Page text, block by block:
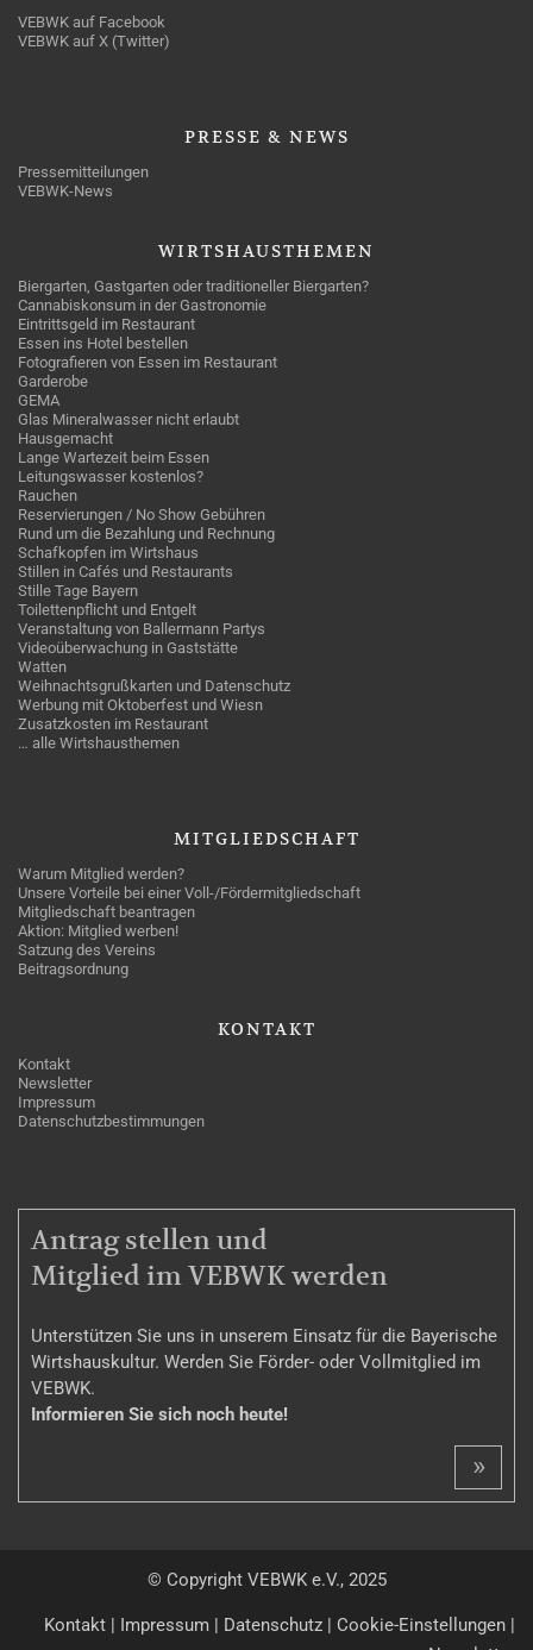
VEBWK auf Facebook
VEBWK auf X (Twitter)
PRESSE & NEWS
Pressemitteilungen
VEBWK-News
WIRTSHAUSTHEMEN
Biergarten, Gastgarten oder traditioneller Biergarten?
Cannabiskonsum in der Gastronomie
Eintrittsgeld im Restaurant
Essen ins Hotel bestellen
Fotografieren von Essen im Restaurant
Garderobe
GEMA
Glas Mineralwasser nicht erlaubt
Hausgemacht
Lange Wartezeit beim Essen
Leitungswasser kostenlos?
Rauchen
Reservierungen / No Show Gebühren
Rund um die Bezahlung und Rechnung
Schafkopfen im Wirtshaus
Stillen in Cafés und Restaurants
Stille Tage Bayern
Toilettenpflicht und Entgelt
Veranstaltung von Ballermann Partys
Videoüberwachung in Gaststätte
Watten
Weihnachtsgrußkarten und Datenschutz
Werbung mit Oktoberfest und Wiesn
Zusatzkosten im Restaurant
… alle Wirtshausthemen
MITGLIEDSCHAFT
Warum Mitglied werden?
Unsere Vorteile bei einer Voll-/Fördermitgliedschaft
Mitgliedschaft beantragen
Aktion: Mitglied werben!
Satzung des Vereins
Beitragsordnung
KONTAKT
Kontakt
Newsletter
Impressum
Datenschutzbestimmungen
MITGLIEDSCHAFT
Antrag stellen und
Mitglied im VEBWK werden
Unterstützen Sie uns in unserem Einsatz für die Bayerische
Wirtshauskultur. Werden Sie Förder- oder Vollmitglied im
VEBWK.
Informieren Sie sich noch heute!
»
© Copyright VEBWK e.V., 2025
Kontakt | Impressum | Datenschutz | Cookie-Einstellungen |